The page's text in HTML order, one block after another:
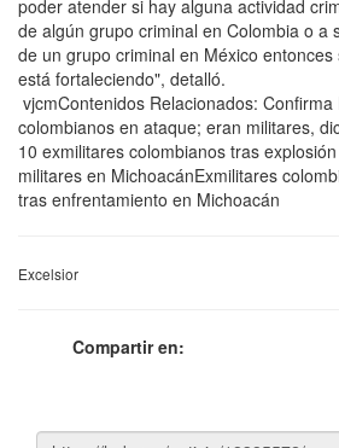
poder atender si hay alguna actividad
de algún grupo criminal en Colombia o a
de un grupo criminal en México
está fortaleciendo", detalló.
vjcmContenidos Relacionados:
colombianos en ataque; eran militares,
10 exmilitares colombianos tras
militares en MichoacánExmilitares
tras enfrentamiento en Michoacán
Excelsior
Compartir en: